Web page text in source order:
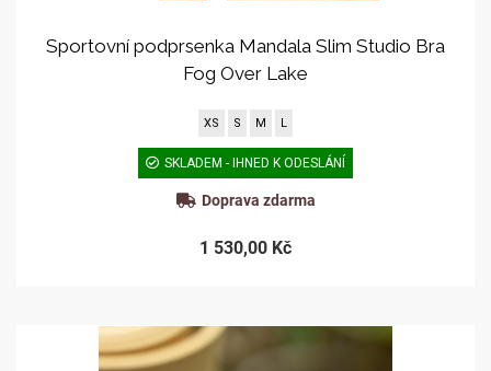
Sportovní podprsenka Mandala Slim Studio Bra
Fog Over Lake
XS S M L
SKLADEM - IHNED K ODESLÁNÍ
Doprava zdarma
1 530,00 Kč